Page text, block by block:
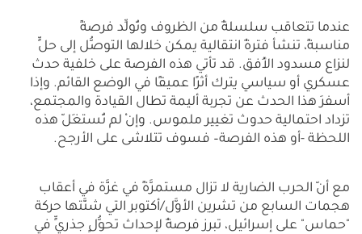
عندما تتعاقب سلسلةٌ من الظروف وتُولِّد فرصةً
مناسبةً، تنشأ فترةٌ انتقالية يمكن خلالها التوصُّل إلى حلٍّ
لنزاع مسدود الأُفق. قد تأتي هذه الفرصة على خلفية حدث
عسكري أو سياسي يترك أثرًا عميقًا في الوضع القائم. وإذا
أسفرَ هذا الحدث عن تجربة أليمة تطال القيادة والمجتمع،
تزداد احتمالية حدوث تغيير ملموس. وإنْ لم تُستغَلّ هذه
اللحظة -أو هذه الفرصة– فسوف تتلاشى على الأرجح.
مع أنّ الحرب الضارية لا تزال مستمرَّةً في غزَّة في أعقاب
هجمات السابع من تشرين الأوَّل/أكتوبر التي شنَّتها حركة
"حماس" على إسرائيل، تبرز فرصةٌ لإحداث تحوُّلٍ جذريٍّ في